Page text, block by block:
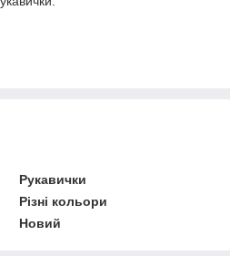
Рукавички
Різні кольори
Новий